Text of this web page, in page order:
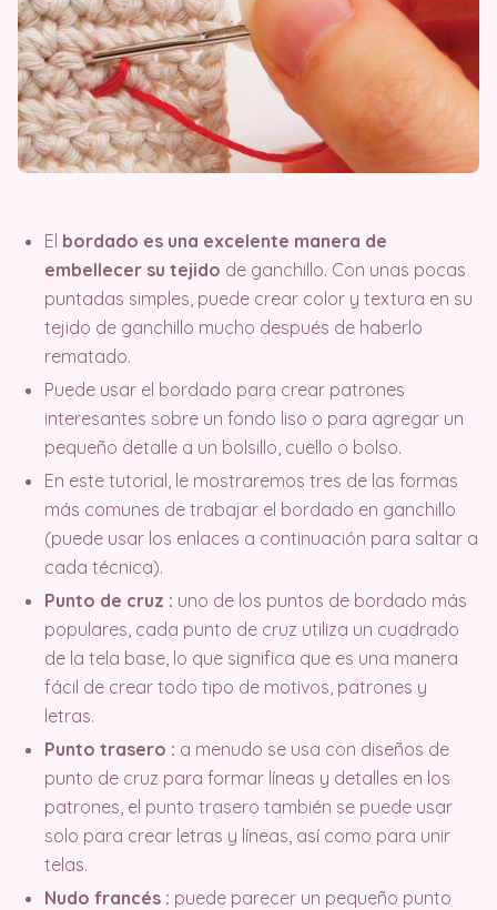
El bordado es una excelente manera de
embellecer su tejido de ganchillo. Con unas pocas
puntadas simples, puede crear color y textura en su
tejido de ganchillo mucho después de haberlo
rematado.
Puede usar el bordado para crear patrones
interesantes sobre un fondo liso o para agregar un
pequeño detalle a un bolsillo, cuello o bolso.
En este tutorial, le mostraremos tres de las formas
más comunes de trabajar el bordado en ganchillo
(puede usar los enlaces a continuación para saltar a
cada técnica).
Punto de cruz : uno de los puntos de bordado más
populares, cada punto de cruz utiliza un cuadrado
de la tela base, lo que significa que es una manera
fácil de crear todo tipo de motivos, patrones y
letras.
Punto trasero : a menudo se usa con diseños de
punto de cruz para formar líneas y detalles en los
patrones, el punto trasero también se puede usar
solo para crear letras y líneas, así como para unir
telas.
Nudo francés : puede parecer un pequeño punto